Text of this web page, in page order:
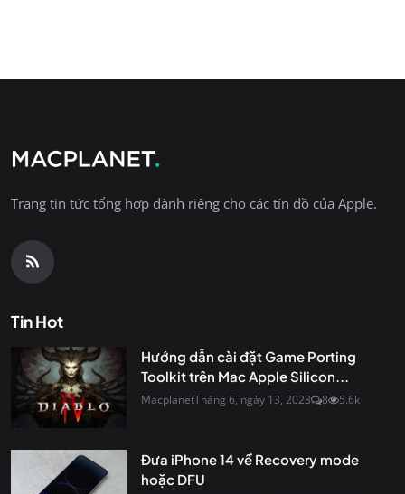
Trang tin tức tổng hợp dành riêng cho các tín đồ của Apple.
Tin Hot
Hướng dẫn cài đặt Game Porting
Toolkit trên Mac Apple Silicon...
MacplanetTháng 6, ngày 13, 2023 8 5.6k
Đưa iPhone 14 về Recovery mode
hoặc DFU